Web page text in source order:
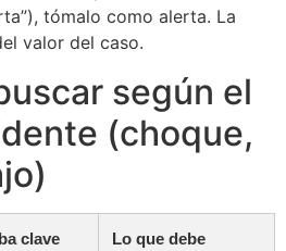
tómalo como alerta. La
valor del caso.
según el
(choque,
clave
Lo que debe